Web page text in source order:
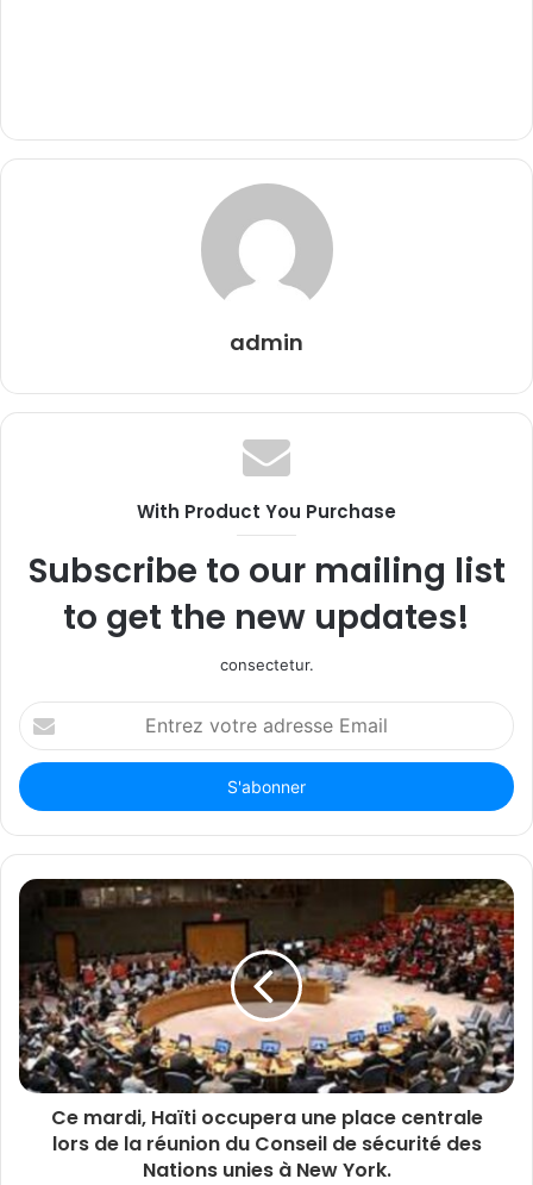
admin
With Product You Purchase
Subscribe to our mailing list
to get the new updates!
consectetur.
Entrez
votre
adresse
Email
Ce mardi, Haïti occupera une place centrale
lors de la réunion du Conseil de sécurité des
Nations unies à New York.